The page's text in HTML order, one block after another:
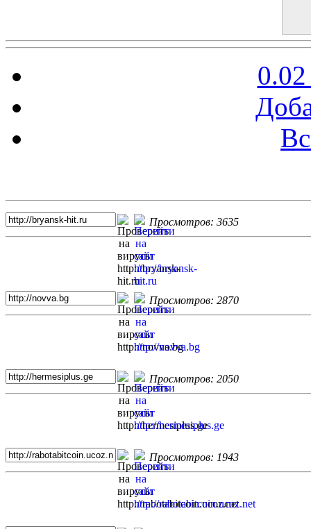
Просмотров: 3635
Просмотров: 2870
Просмотров: 2050
Просмотров: 1943